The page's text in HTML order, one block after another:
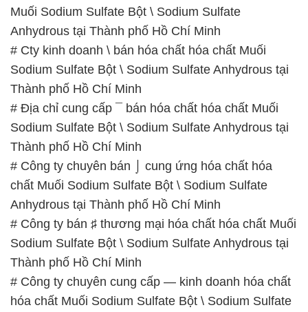
Muối Sodium Sulfate Bột \ Sodium Sulfate
Anhydrous tại Thành phố Hồ Chí Minh
# Cty kinh doanh \ bán hóa chất hóa chất Muối
Sodium Sulfate Bột \ Sodium Sulfate Anhydrous tại
Thành phố Hồ Chí Minh
# Địa chỉ cung cấp ¯ bán hóa chất hóa chất Muối
Sodium Sulfate Bột \ Sodium Sulfate Anhydrous tại
Thành phố Hồ Chí Minh
# Công ty chuyên bán ⌡ cung ứng hóa chất hóa
chất Muối Sodium Sulfate Bột \ Sodium Sulfate
Anhydrous tại Thành phố Hồ Chí Minh
# Công ty bán ♯ thương mại hóa chất hóa chất Muối
Sodium Sulfate Bột \ Sodium Sulfate Anhydrous tại
Thành phố Hồ Chí Minh
# Công ty chuyên cung cấp — kinh doanh hóa chất
hóa chất Muối Sodium Sulfate Bột \ Sodium Sulfate